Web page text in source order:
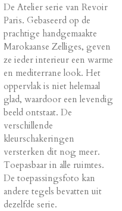
De Atelier serie van Revoir
Paris. Gebaseerd op de
prachtige handgemaakte
Marokaanse Zelliges, geven
ze ieder interieur een warme
en mediterrane look. Het
oppervlak is niet helemaal
glad, waardoor een levendig
beeld ontstaat. De
verschillende
kleurschakeringen
versterken dit nog meer.
Toepasbaar in alle ruimtes.
De toepassingsfoto kan
andere tegels bevatten uit
dezelfde serie.